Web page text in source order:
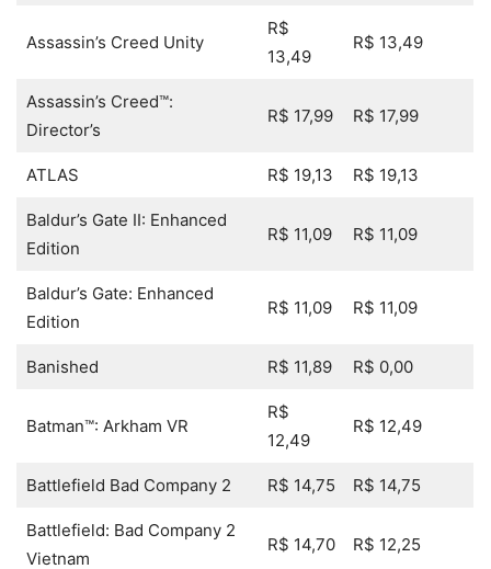
Assassin’s Creed Unity
R$
13,49
R$ 13,49
Assassin’s Creed™:
Director’s
R$ 17,99 R$ 17,99
ATLAS R$ 19,13 R$ 19,13
Baldur’s Gate II: Enhanced
Edition
R$ 11,09 R$ 11,09
Baldur’s Gate: Enhanced
Edition
R$ 11,09 R$ 11,09
Banished R$ 11,89 R$ 0,00
Batman™: Arkham VR
R$
12,49
R$ 12,49
Battlefield Bad Company 2 R$ 14,75 R$ 14,75
Battlefield: Bad Company 2
Vietnam
R$ 14,70 R$ 12,25